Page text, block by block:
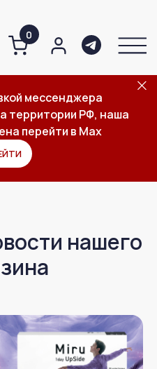
О компании
Важное
Каталог
мессенджера
территории РФ, наша
перейти в Max
нашего